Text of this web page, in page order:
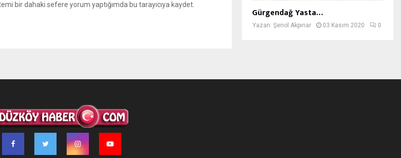
bir dahaki sefere yorum yaptığımda bu tarayıcıya kaydet.
Gürgendağ Yasta…
Yazan: Şenol Akpınar 03 Kasım 2020 0